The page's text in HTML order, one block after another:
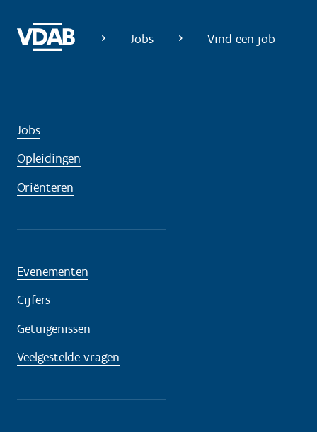
Jobs Vind een job
Jobs
Opleidingen
Oriënteren
Evenementen
Cijfers
Getuigenissen
Veelgestelde vragen